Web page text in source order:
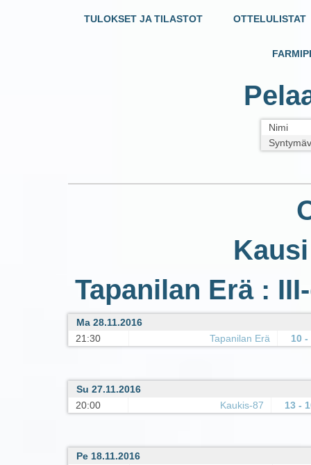
TULOKSET JA TILASTOT OTTELULISTAT
Nimi
Tapanilan Erä :
Ma 28.11.2016
21:30
Tapanilan Erä 10 -
Su 27.11.2016
20:00
Kaukis-87 13 -
Pe 18.11.2016